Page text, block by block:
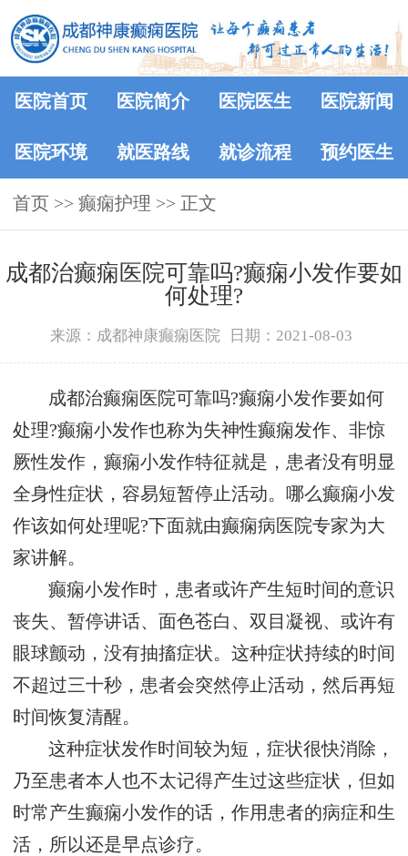
医院首页 医院简介 医院医生 医院新闻
医院环境 就医路线 就诊流程 预约医生
首页 >> 癫痫护理 >> 正文
成都治癫痫医院可靠吗?癫痫小发作要如
何处理?
来源：成都神康癫痫医院 日期：2021-08-03
成都治癫痫医院可靠吗?癫痫小发作要如何
处理?癫痫小发作也称为失神性癫痫发作、非惊
厥性发作，癫痫小发作特征就是，患者没有明显
全身性症状，容易短暂停止活动。哪么癫痫小发
作该如何处理呢?下面就由癫痫病医院专家为大
家讲解。
癫痫小发作时，患者或许产生短时间的意识
丧失、暂停讲话、面色苍白、双目凝视、或许有
眼球颤动，没有抽搐症状。这种症状持续的时间
不超过三十秒，患者会突然停止活动，然后再短
时间恢复清醒。
这种症状发作时间较为短，症状很快消除，
乃至患者本人也不太记得产生过这些症状，但如
时常产生癫痫小发作的话，作用患者的病症和生
活，所以还是早点诊疗。